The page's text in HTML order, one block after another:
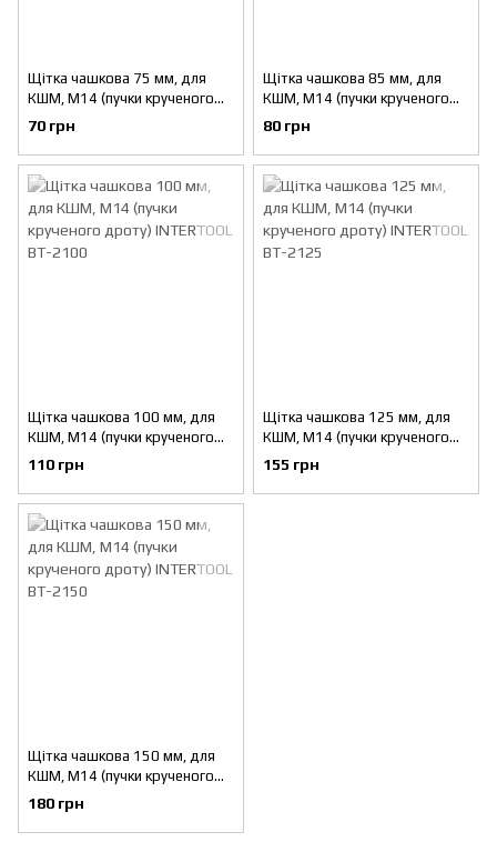
Щітка чашкова 75 мм, для
КШМ, М14 (пучки крученого
дроту) INTERTOOL BT-2075
70 грн
Щітка чашкова 85 мм, для
КШМ, М14 (пучки крученого
дроту) INTERTOOL BT-2085
80 грн
Щітка чашкова 100 мм, для
КШМ, М14 (пучки крученого
дроту) INTERTOOL BT-2100
110 грн
Щітка чашкова 125 мм, для
КШМ, М14 (пучки крученого
дроту) INTERTOOL BT-2125
155 грн
Щітка чашкова 150 мм, для
КШМ, М14 (пучки крученого
дроту) INTERTOOL BT-2150
180 грн